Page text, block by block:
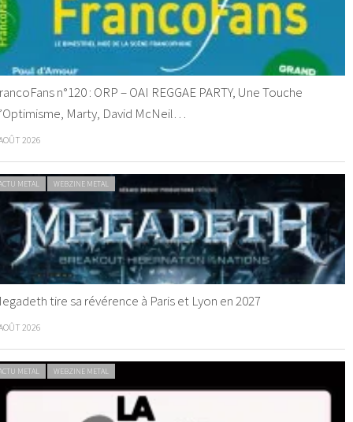
n°120 : ORP – OAI REGGAE PARTY, Une Touche
Marty, David McNeil…
2026
METAL WEBZINE METAL
tire sa révérence à Paris et Lyon en 2027
2026
METAL WEBZINE METAL